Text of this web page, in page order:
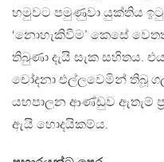
හමුවට පමුණුවා යුක්තිය
‘නොහැකිවීම’ කෙසේ
තිබුණා දැයි සැක සහිතය.
චෝදනා එල්ලවෙමින් තිබූ
යහපාලන ආණ්ඩුව ඇතැම්
ඇයි හොදයිකම්ය.